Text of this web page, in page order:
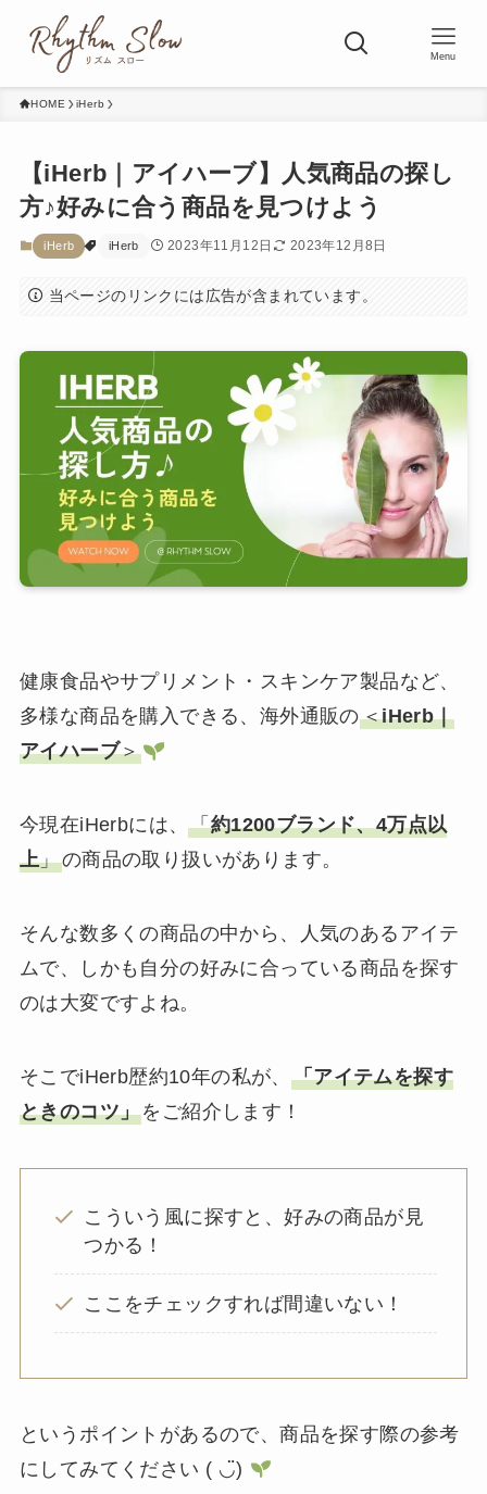
Menu
HOME iHerb
【iHerb｜アイハーブ】人気商品の探し
方♪好みに合う商品を見つけよう
iHerb iHerb 2023年11月12日 2023年12月8日
当ページのリンクには広告が含まれています。
健康食品やサプリメント・スキンケア製品など、
多様な商品を購入できる、海外通販の＜iHerb｜
アイハーブ＞
今現在iHerbには、「約1200ブランド、4万点以
上」の商品の取り扱いがあります。
そんな数多くの商品の中から、人気のあるアイテ
ムで、しかも自分の好みに合っている商品を探す
のは大変ですよね。
そこでiHerb歴約10年の私が、 「アイテムを探す
ときのコツ」をご紹介します！
こういう風に探すと、好みの商品が見
つかる！
ここをチェックすれば間違いない！
というポイントがあるので、商品を探す際の参考
にしてみてください ( ◡̈)